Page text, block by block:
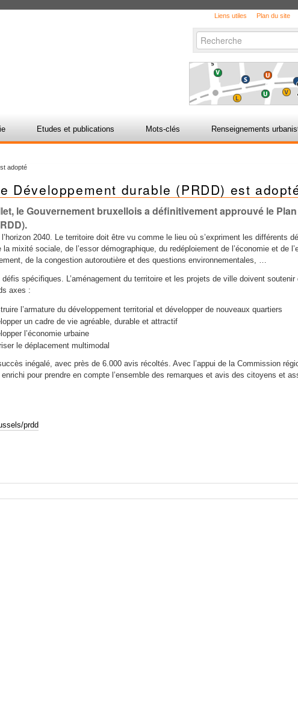
Liens utiles Plan du site
Chercher par
avancée…
Etudes et publications Mots-clés Renseignements
adopté
Développement durable (PRDD) est
le Gouvernement bruxellois a définitivement approuvé le
2040. Le territoire doit être vu comme le lieu où s’expriment les différents
mixité sociale, de l’essor démographique, du redéploiement de l’économie et de
de la congestion autoroutière et des questions environnementales, …
spécifiques. L’aménagement du territoire et les projets de ville doivent
axes :
l’armature du développement territorial et développer de nouveaux quartiers
un cadre de vie agréable, durable et attractif
l’économie urbaine
le déplacement multimodal
inégalé, avec près de 6.000 avis récoltés. Avec l’appui de la Commission
pour prendre en compte l’ensemble des remarques et avis des citoyens et
prdd